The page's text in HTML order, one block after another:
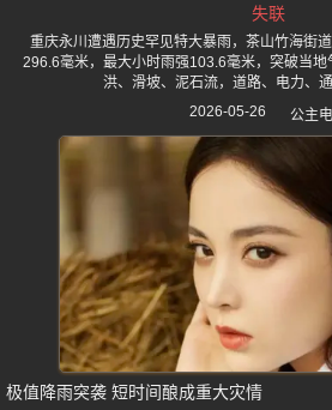
失联
重庆永川遭遇历史罕见特大暴雨，茶山竹海街
296.6毫米，最大小时雨强103.6毫米，突破当
洪、滑坡、泥石流，道路、电力、通
2026-05-26
公主
极值降雨突袭 短时间酿成重大灾情